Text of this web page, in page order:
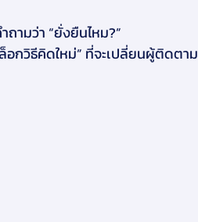
ถามว่า “ยั่งยืนไหม?”
อกวิธีคิดใหม่” ที่จะเปลี่ยนผู้ติดตาม